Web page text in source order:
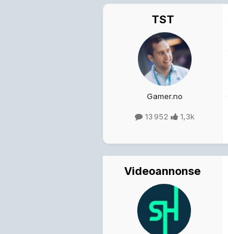
TST
Gamer.no
13 952 1,3k
Videoannonse